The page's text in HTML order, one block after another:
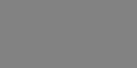
Used to store guest consent to the use of cookies